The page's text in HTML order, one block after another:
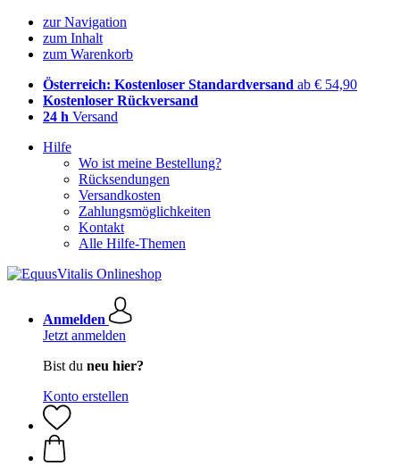
zur Navigation
zum Inhalt
zum Warenkorb
Österreich: Kostenloser Standardversand ab € 54,90
Kostenloser Rückversand
24 h Versand
Hilfe
Wo ist meine Bestellung?
Rücksendungen
Versandkosten
Zahlungsmöglichkeiten
Kontakt
Alle Hilfe-Themen
Anmelden
Jetzt anmelden
Bist du neu hier?
Konto erstellen